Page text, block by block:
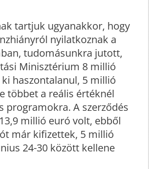
tartjuk ugyanakkor, hogy
nyilatkoznak a
tudomásunkra jutott,
Minisztérium 8 millió
haszontalanul, 5 millió
többet a reális értéknél
programokra. A szerződés
millió euró volt, ebből
már kifizettek, 5 millió
24-30 között kellene